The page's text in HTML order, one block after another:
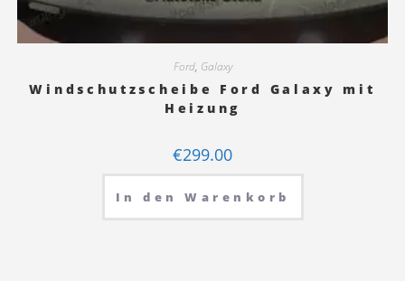
Ford, Galaxy
Windschutzscheibe Ford Galaxy mit
Heizung
€299.00
In den Warenkorb